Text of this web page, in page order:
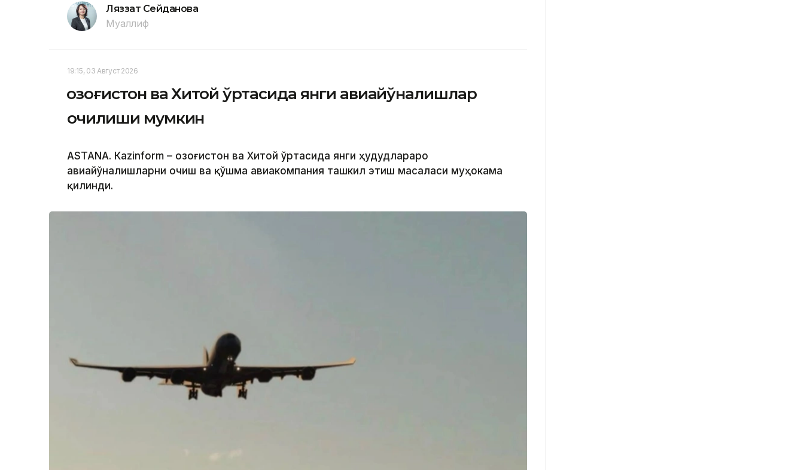
Ляззат Сейданова
Муаллиф
19:15, 03 Август 2026
Қозоғистон ва Хитой ўртасида янги авиайўналишлар
очилиши мумкин
ASTANА. Кazinform – Қозоғистон ва Хитой ўртасида янги ҳудудлараро
авиайўналишларни очиш ва қўшма авиакомпания ташкил этиш масаласи муҳокама
қилинди.